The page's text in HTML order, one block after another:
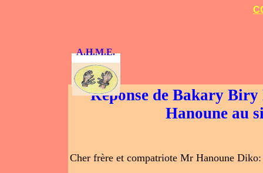
A.H.M.E.
Réponse de Bakary
Hanoune au
Cher frère et compatriote Mr Hanoune